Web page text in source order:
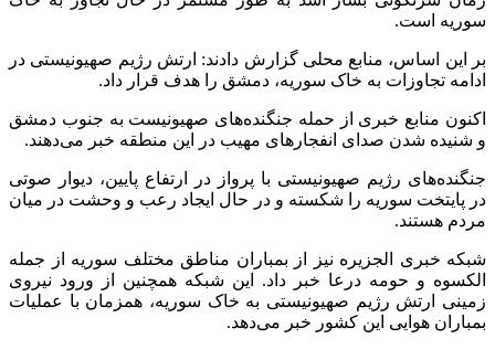
سوریه است.
بر این اساس، منابع محلی گزارش دادند: ارتش رژیم صهیونیستی در
ادامه تجاوزات به خاک سوریه، دمشق را هدف قرار داد.
اکنون منابع خبری از حمله جنگنده‌های صهیونیست به جنوب دمشق
و شنیده شدن صدای انفجارهای مهیب در این منطقه خبر می‌دهند.
جنگنده‌های رژیم صهیونیستی با پرواز در ارتفاع پایین، دیوار صوتی
در پایتخت سوریه را شکسته و در حال ایجاد رعب و وحشت در میان
مردم هستند.
شبکه خبری الجزیره نیز از بمباران مناطق مختلف سوریه از جمله
الکسوه و حومه درعا خبر داد. این شبکه همچنین از ورود نیروی
زمینی ارتش رژیم صهیونیستی به خاک سوریه، همزمان با عملیات
بمباران هوایی این کشور خبر می‌دهد.